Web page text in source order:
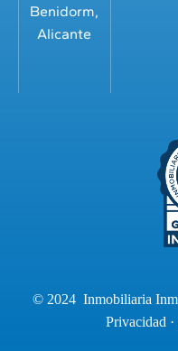
Benidorm,
Alicante
© 2024 Inmobiliaria
Privacidad ·